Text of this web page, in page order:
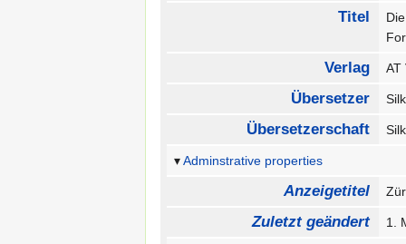
Titel
Verlag
Übersetzer
Übersetzerschaft
Adminstrative properties
Anzeigetitel
Zuletzt geändert 1.